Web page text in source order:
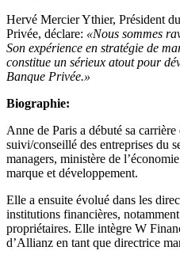
Hervé Mercier Ythier, Président
Privée, déclare: «Nous sommes
Son expérience en stratégie de
constitue un sérieux atout pour
Banque Privée.»
Biographie:
Anne de Paris a débuté sa carrière
suivi/conseillé des entreprises du
managers, ministère de
marque et développement.
Elle a ensuite évolué dans les
institutions financières,
propriétaires. Elle intègre W
d’Allianz en tant que directrice